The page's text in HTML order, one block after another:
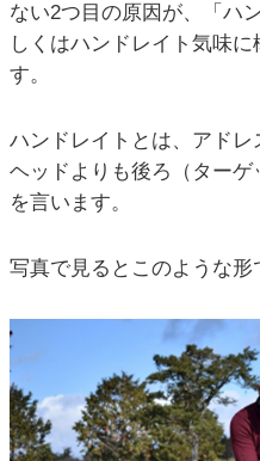
ない2つ目の原因が、「ハ
しくはハンドレイト気味
す。
ハンドレイトとは、アド
ヘッドよりも後ろ（ター
を言います。
写真で見るとこのような形